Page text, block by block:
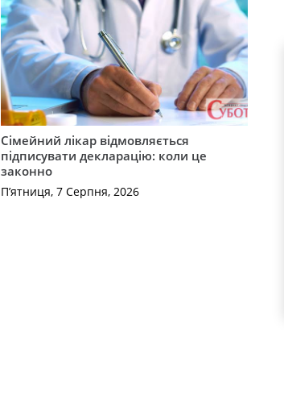
Сімейний лікар відмовляється
підписувати декларацію: коли це
законно
П’ятниця, 7 Серпня, 2026